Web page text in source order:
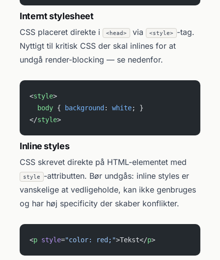
Internt stylesheet
CSS placeret direkte i <head> via <style> -tag.
Nyttigt til kritisk CSS der skal inlines for at
undgå render-blocking — se nedenfor.
<style>
  body
{ background : white; }
</style>
Inline styles
CSS skrevet direkte på HTML-elementet med
style
-attributten. Bør undgås: inline styles er
vanskelige at vedligeholde, kan ikke genbruges
og har høj specificity der skaber konflikter.
<p style="color: red;">Tekst</p>